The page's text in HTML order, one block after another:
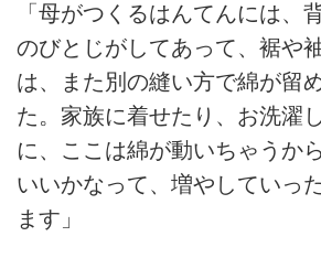
「母がつくるはんてんには、
のびとじがしてあって、裾や
は、また別の縫い方で綿が留
た。家族に着せたり、お洗濯
に、ここは綿が動いちゃうか
いいかなって、増やしていっ
ます」